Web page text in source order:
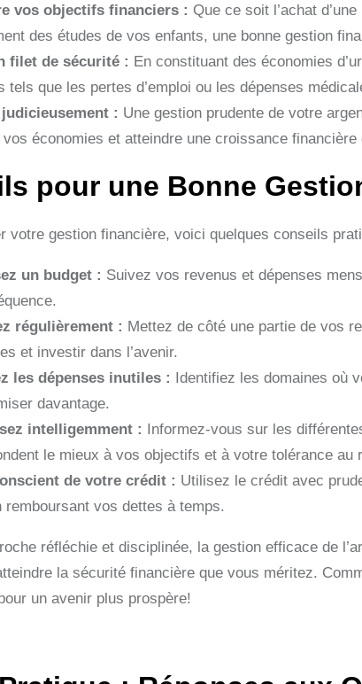
vos objectifs financiers : Que ce soit l’achat
des études de vos enfants, une bonne gestion
filet de sécurité : En constituant des économies
tels que les pertes d’emploi ou les dépenses
: Une gestion prudente de votre
économies et atteindre une croissance financière
pour une Bonne
votre gestion financière, voici quelques conseils
un budget : Suivez vos revenus et dépenses
régulièrement : Mettez de côté une partie de vos
et investir dans l’avenir.
les dépenses inutiles : Identifiez les domaines où
davantage.
intelligemment : Informez-vous sur les
le mieux à vos objectifs et à votre tolérance au
de votre crédit : Utilisez le crédit avec
remboursant vos dettes à temps.
réfléchie et disciplinée, la gestion efficace de
la sécurité financière que vous méritez.
un avenir plus prospère!